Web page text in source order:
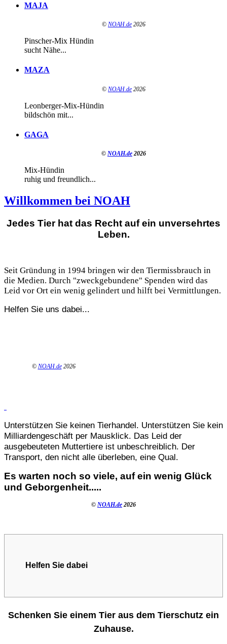
MAJA
© NOAH.de 2026
Pinscher-Mix Hündin
sucht Nähe...
MAZA
© NOAH.de 2026
Leonberger-Mix-Hündin
bildschön mit...
GAGA
© NOAH.de 2026
Mix-Hündin
ruhig und freundlich...
Willkommen bei NOAH
Jedes Tier hat das Recht auf ein unversehrtes
Leben.
Seit Gründung in 1994 bringen wir den Tiermissbrauch in
die Medien. Durch "zweckgebundene" Spenden wird das
Leid vor Ort ein wenig gelindert und hilft bei Vermittlungen.
Helfen Sie uns dabei...
© NOAH.de 2026
Unterstützen Sie keinen Tierhandel. Unterstützen Sie kein
Milliardengeschäft per Mausklick. Das Leid der
ausgebeuteten Muttertiere ist unbeschreiblich. Der
Transport, den nicht alle überleben, eine Qual.
Es warten noch so viele, auf ein wenig Glück
und Geborgenheit.....
© NOAH.de 2026
Helfen Sie dabei
Schenken Sie einem Tier aus dem Tierschutz ein
Zuhause.